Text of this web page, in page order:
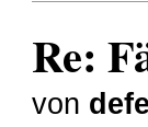
Re:
von